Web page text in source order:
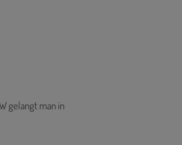
gelangt man in